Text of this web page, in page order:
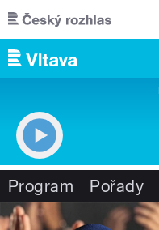
Přejít k hlavnímu obsahu
Program Pořady